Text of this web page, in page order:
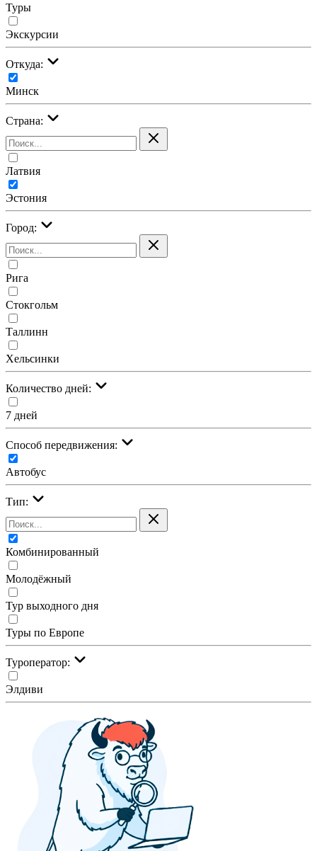
Туры
Экскурсии
Откуда:
Минск
Страна:
Латвия
Эстония
Город:
Рига
Стокгольм
Таллинн
Хельсинки
Количество дней:
7 дней
Cпособ передвижения:
Автобус
Тип:
Комбинированный
Молодёжный
Тур выходного дня
Туры по Европе
Туроператор:
Элдиви